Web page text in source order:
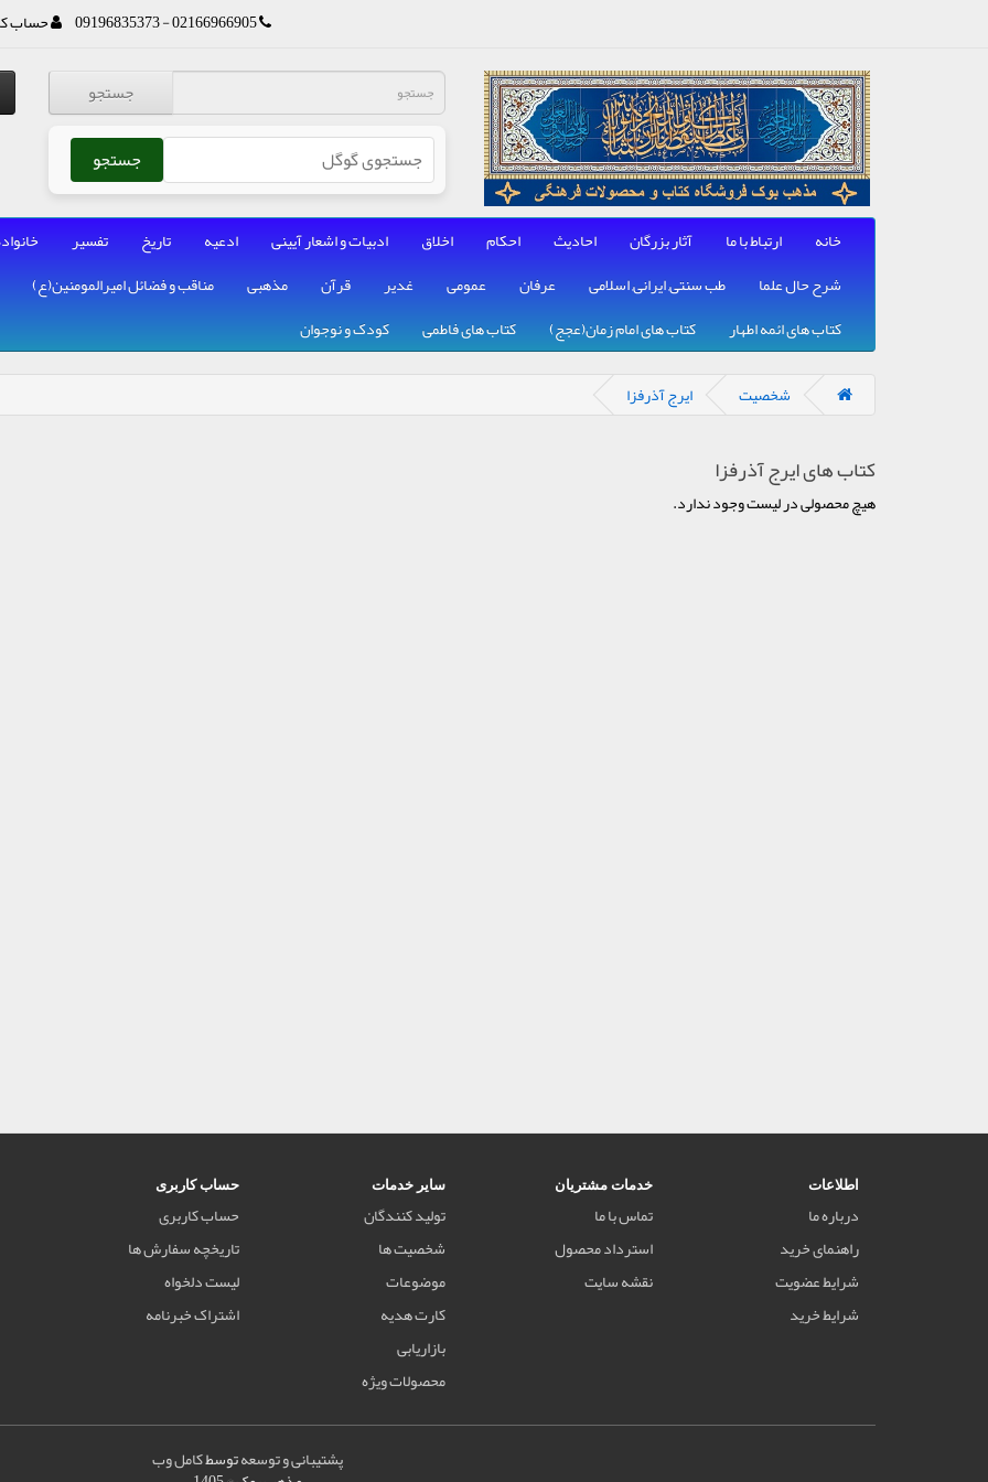
02166966905 - 09196835373 حساب
جستجو
جستجو
خانه ارتباط با ما آثار بزرگان احادیث احکام اخلاق ادبیات و اشعار آیینی ادعیه تاریخ تفسیر
شرح حال علما
طب سنتی, ایرانی, اسلامی عرفان عمومی غدیر قرآن مذهبی مناقب و فضائل امیرالمومنین(ع)
کتاب های ائمه اطهار
کتاب های امام زمان(عجج) کتاب های فاطمی کودک و نوجوان
شخصیت ایرج آذرفزا
کتاب های ایرج آذرفزا
هیچ محصولی در لیست وجود ندارد.
اطلاعات
درباره ما
راهنمای خرید
شرایط عضویت
شرایط خرید
خدمات مشتریان
تماس با ما
استرداد محصول
نقشه سایت
سایر خدمات
تولید کنندگان
شخصیت ها
موضوعات
کارت هدیه
بازاریابی
محصولات ویژه
حساب کاربری
حساب کاربری
تاریخچه سفارش ها
لیست دلخواه
اشتراک خبرنامه
پشتیبانی و توسعهتوسطکامل وب